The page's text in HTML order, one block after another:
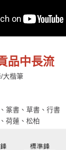
品中長流
大楷筆
篆書、草書、行書
荷蓮、松柏